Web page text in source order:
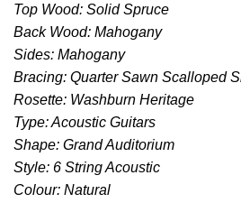
Top Wood: Solid Spruce
Back Wood: Mahogany
Sides: Mahogany
Bracing: Quarter Sawn Scalloped
Rosette: Washburn Heritage
Type: Acoustic Guitars
Shape: Grand Auditorium
Style: 6 String Acoustic
Colour: Natural